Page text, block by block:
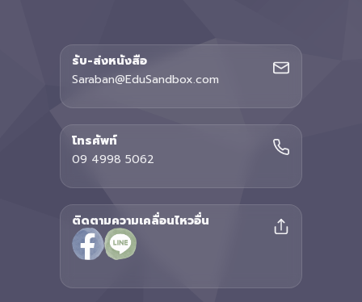
รับ-ส่งหนังสือ
Saraban@EduSandbox.com
โทรศัพท์
09 4998 5062
ติดตามความเคลื่อนไหวอื่น